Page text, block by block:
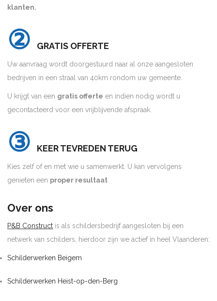
klanten.
② GRATIS OFFERTE
Uw aanvraag wordt doorgestuurd naar al onze aangesloten
bedrijven in een straal van 40km rondom uw gemeente.
U krijgt van een gratis offerte en indien nodig wordt u
gecontacteerd voor een vrijblijvende afspraak.
③ KEER TEVREDEN TERUG
Kies zelf of en met wie u samenwerkt. U kan vervolgens
genieten een proper resultaat.
Over ons
P&B Construct is als schildersbedrijf aangesloten bij een
netwerk van schilders, hierdoor zijn we actief in heel Vlaanderen:
Schilderwerken Beigem
Schilderwerken Heist-op-den-Berg